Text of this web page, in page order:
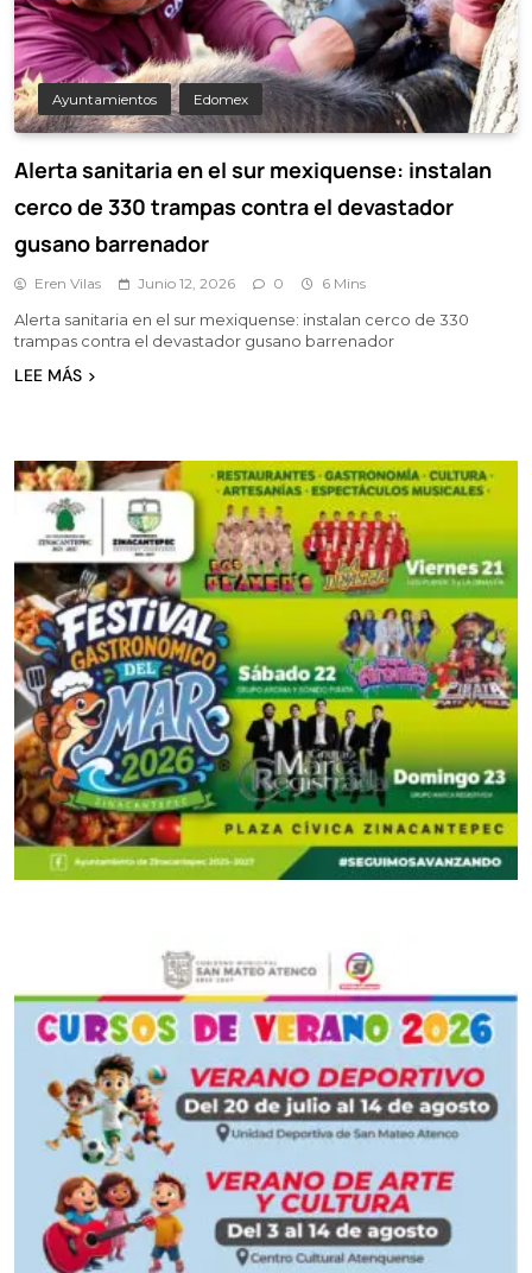
Ayuntamientos Edomex
Alerta sanitaria en el sur mexiquense: instalan
cerco de 330 trampas contra el devastador
gusano barrenador
Eren Vilas Junio 12, 2026 0 6 Mins
Alerta sanitaria en el sur mexiquense: instalan cerco de 330
trampas contra el devastador gusano barrenador
LEE MÁS